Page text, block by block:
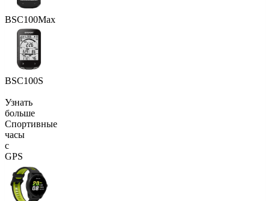
BSC100Max
BSC100S
Узнать
больше
Спортивные
часы
с
GPS